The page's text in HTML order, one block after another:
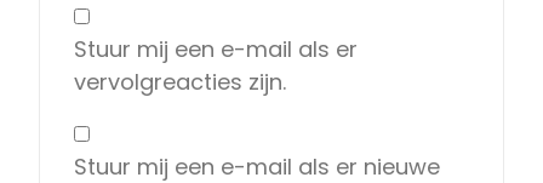
Stuur mij een e-mail als er
vervolgreacties zijn.
Stuur mij een e-mail als er nieuwe